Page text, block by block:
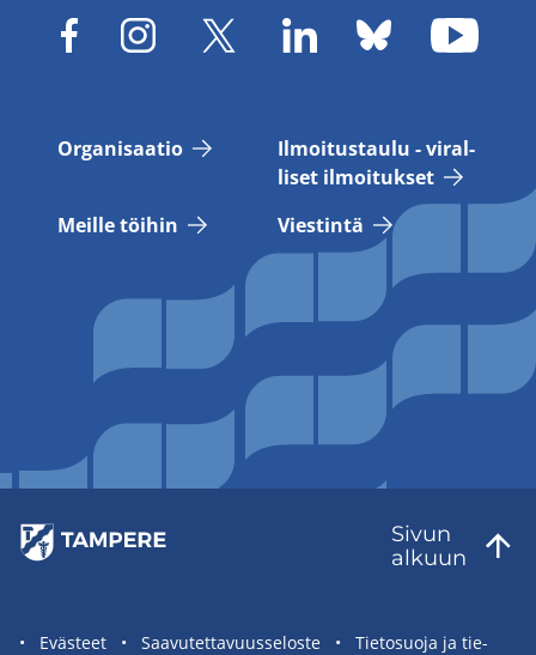
Or­ga­ni­saa­tio
Il­moi­tus­tau­lu - vi­ral­
li­set il­moi­tuk­set
Meil­le töi­hin
Vies­tin­tä
Sivun
al­kuun
Sivuston
Eväs­teet Saa­vu­tet­ta­vuus­se­los­te Tie­to­suo­ja ja tie­